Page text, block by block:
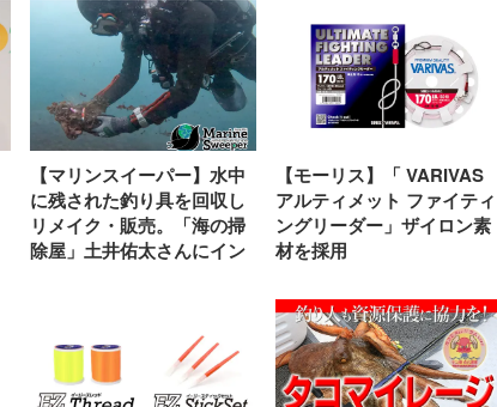
【マリンスイーパー】水中
に残された釣り具を回収し
リメイク・販売。「海の掃
除屋」土井佑太さんにイン
【モーリス】「 VARIVAS
アルティメット ファイティ
ングリーダー」ザイロン素
材を採用